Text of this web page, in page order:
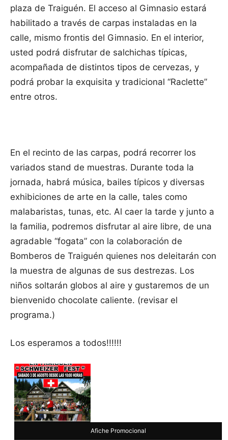
plaza de Traiguén. El acceso al Gimnasio estará
habilitado a través de carpas instaladas en la
calle, mismo frontis del Gimnasio. En el interior,
usted podrá disfrutar de salchichas típicas,
acompañada de distintos tipos de cervezas, y
podrá probar la exquisita y tradicional “Raclette”
entre otros.
En el recinto de las carpas, podrá recorrer los
variados stand de muestras. Durante toda la
jornada, habrá música, bailes típicos y diversas
exhibiciones de arte en la calle, tales como
malabaristas, tunas, etc. Al caer la tarde y junto a
la familia, podremos disfrutar al aire libre, de una
agradable “fogata” con la colaboración de
Bomberos de Traiguén quienes nos deleitarán con
la muestra de algunas de sus destrezas. Los
niños soltarán globos al aire y gustaremos de un
bienvenido chocolate caliente. (revisar el
programa.)
Los esperamos a todos!!!!!!
Afiche Promocional